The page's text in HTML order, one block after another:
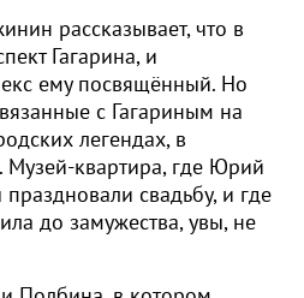
рассказывает, что в
Гагарина, и
ему посвящённый. Но
с Гагариным на
легендах, в
Музей-квартира, где Юрий
свадьбу, и где
до замужества, увы, не